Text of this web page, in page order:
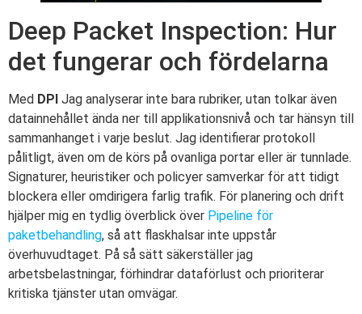
Deep Packet Inspection: Hur
det fungerar och fördelarna
Med DPI Jag analyserar inte bara rubriker, utan tolkar även
datainnehållet ända ner till applikationsnivå och tar hänsyn till
sammanhanget i varje beslut. Jag identifierar protokoll
pålitligt, även om de körs på ovanliga portar eller är tunnlade.
Signaturer, heuristiker och policyer samverkar för att tidigt
blockera eller omdirigera farlig trafik. För planering och drift
hjälper mig en tydlig överblick över Pipeline för
paketbehandling, så att flaskhalsar inte uppstår
överhuvudtaget. På så sätt säkerställer jag
arbetsbelastningar, förhindrar dataförlust och prioriterar
kritiska tjänster utan omvägar.